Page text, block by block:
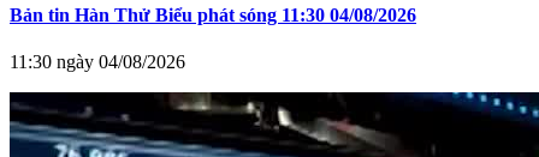
Bản tin Hàn Thử Biểu phát sóng 11:30 04/08/2026
11:30 ngày 04/08/2026